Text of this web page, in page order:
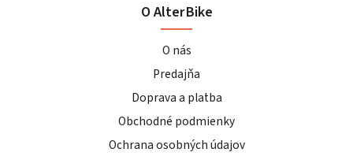
O AlterBike
O nás
Predajňa
Doprava a platba
Obchodné podmienky
Ochrana osobných údajov